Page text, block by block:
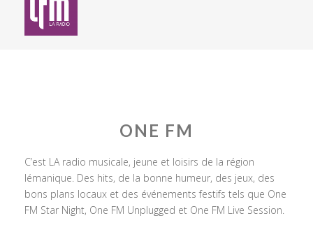
ONE FM
C’est LA radio musicale, jeune et loisirs de la région
lémanique. Des hits, de la bonne humeur, des jeux, des
bons plans locaux et des événements festifs tels que One
FM Star Night, One FM Unplugged et One FM Live Session.